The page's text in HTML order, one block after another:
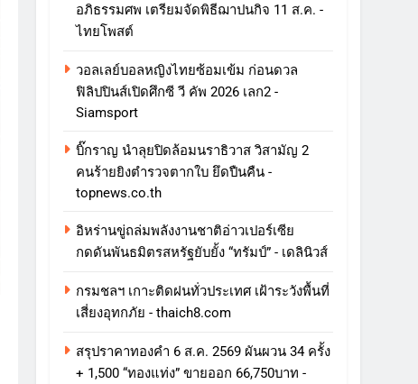
อภิธรรมศพ เตรียมจัดพิธีฌาปนกิจ 11 ส.ค. -
ไทยโพสต์
วอลเลย์บอลหญิงไทยซ้อมเข้ม ก่อนดวล
ฟิลิปปินส์เปิดศึกซี วี คัพ 2026 เลก2 -
Siamsport
บิ๊กราญ นำลุยปิดล้อมนราธิวาส วิสามัญ 2
คนร้ายยิงตำรวจตากใบ ยึดปืนคืน -
topnews.co.th
อิหร่านขู่ถล่มพลังงานชาติอ่าวเปอร์เซีย
กดดันพันธมิตรสหรัฐยับยั้ง “ทรัมป์” - เดลินิวส์
กรมชลฯ เกาะติดฝนทั่วประเทศ เฝ้าระวังพื้นที่
เสี่ยงอุทกภัย - thaich8.com
สรุปราคาทองคำ 6 ส.ค. 2569 ผันผวน 34 ครั้ง
+ 1,500 “ทองแท่ง” ขายออก 66,750บาท -